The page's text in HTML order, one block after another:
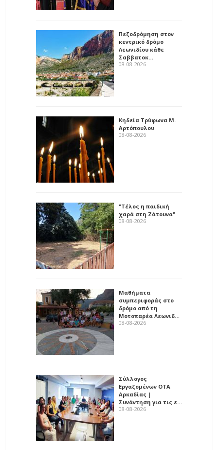
Πεζοδρόμηση στον
κεντρικό δρόμο
Λεωνιδίου κάθε
Σαββατοκ…
08-08-2026
Κηδεία Τρύφωνα Μ.
Αρτόπουλου
08-08-2026
"Τέλος η παιδική
χαρά στη Ζάτουνα"
08-08-2026
Μαθήματα
συμπεριφοράς στο
δρόμο από τη
Μοτοπαρέα Λεωνιδ…
08-08-2026
Σύλλογος
Εργαζομένων ΟΤΑ
Αρκαδίας |
Συνάντηση για τις ε…
08-08-2026